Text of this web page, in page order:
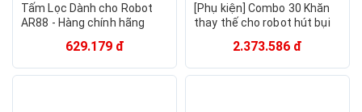
Tấm Lọc Dành cho Robot
AR88 - Hàng chính hãng
629.179 đ
[Phụ kiện] Combo 30 Khăn
thay thế cho robot hút bụi
Mop Essential dùng 1 lần -
Hàng Chính hãng
2.373.586 đ